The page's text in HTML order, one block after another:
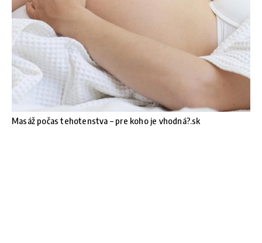
Masáž počas tehotenstva – pre koho je vhodná?.sk